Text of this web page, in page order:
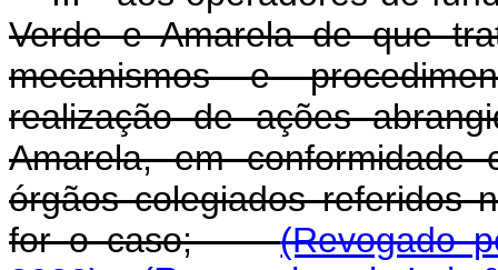
Verde e Amarela de que
mecanismos e
realização de ações
Amarela, em conformidade
órgãos colegiados referidos
for o caso;(Revogado